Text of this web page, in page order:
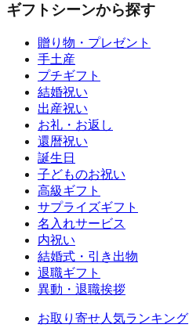
ギフトシーンから探す
贈り物・プレゼント
手土産
プチギフト
結婚祝い
出産祝い
お礼・お返し
還暦祝い
誕生日
子どものお祝い
高級ギフト
サプライズギフト
名入れサービス
内祝い
結婚式・引き出物
退職ギフト
異動・退職挨拶
お取り寄せ人気ランキング